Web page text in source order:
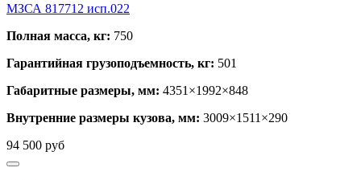
МЗСА 817712 исп.022
Полная масса, кг: 750
Гарантийная грузоподъемность, кг: 501
Габаритные размеры, мм: 4351×1992×848
Внутренние размеры кузова, мм: 3009×1511×290
94 500 руб